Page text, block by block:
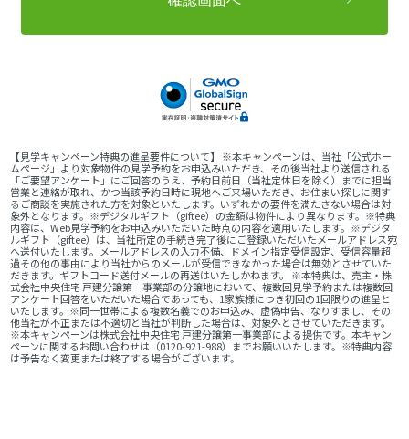
【見学キャンペーン特典の進呈要件について】 ※本キャンペーンは、当社「公式ホー
ムページ」より対象物件の見学予約をお申込みいただき、その後当社より送信される
「ご要望アンケート」にご回答のうえ、予約日前日（当社定休日を除く）までに担当
営業と連絡が取れ、かつ当該予約日時に現地へご来場いただき、お住まい探しに関す
るご商談を実施された方を対象といたします。いずれかの要件を満たさない場合は対
象外となります。※デジタルギフト（giftee）の金額は物件により異なります。※特典
内容は、Web見学予約をお申込みいただいた時点の内容を適用いたします。※デジタ
ルギフト（giftee）は、当社所定の手続き完了後にご登録いただいたメールアドレス宛
へ送付いたします。メールアドレスの入力不備、ドメイン指定受信設定、受信容量超
過その他の事由により当社からのメールが受信できなかった場合は無効とさせていた
だきます。ギフトコード送付メールの再送はいたしかねます。 ※本特典は、売主・株
式会社中央住宅 戸建分譲第一事業部の分譲地において、複数回見学予約または複数回
アンケート回答をいただいた場合であっても、1家族様につき初回の1回限りの進呈と
いたします。※同一世帯による複数名義でのお申込み、虚偽申告、なりすまし、その
他当社が不正または不適切と当社が判断した場合は、対象外とさせていただきます。
※本キャンペーンは株式会社中央住宅 戸建分譲第一事業部による提供です。本キャン
ペーンに関するお問い合わせは（0120-921-988）までお願いいたします。※特典内容
は予告なく変更または終了する場合がございます。